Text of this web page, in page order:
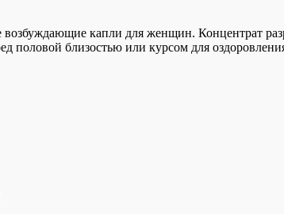
капли для женщин. Концентрат
половой близостью или курсом для